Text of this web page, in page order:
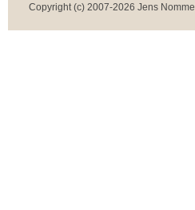
Copyright (c) 2007-2026 Jens